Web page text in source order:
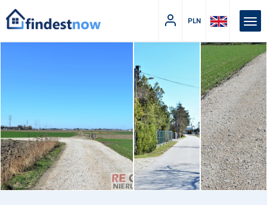
PLN